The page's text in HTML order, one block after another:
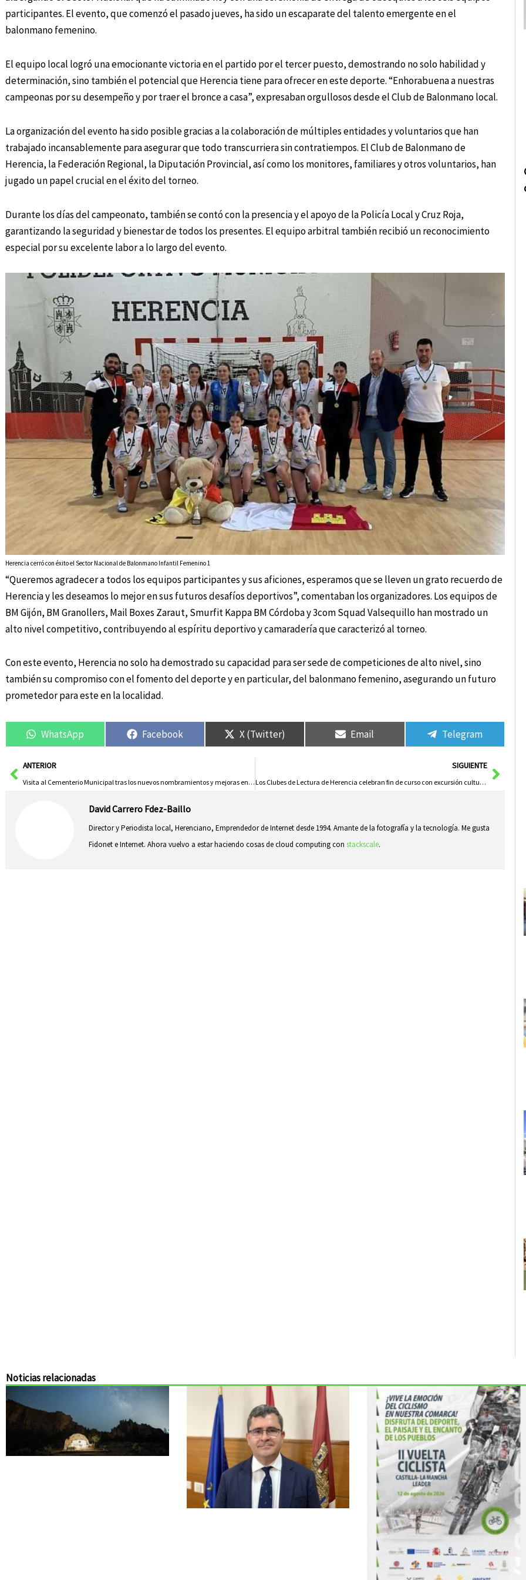
participantes. El evento, que comenzó el pasado jueves, ha sido un escaparate del talento emergente en el
balonmano femenino.
El equipo local logró una emocionante victoria en el partido por el tercer puesto, demostrando no solo habilidad y
determinación, sino también el potencial que Herencia tiene para ofrecer en este deporte. “Enhorabuena a nuestras
campeonas por su desempeño y por traer el bronce a casa”, expresaban orgullosos desde el Club de Balonmano local.
La organización del evento ha sido posible gracias a la colaboración de múltiples entidades y voluntarios que han
trabajado incansablemente para asegurar que todo transcurriera sin contratiempos. El Club de Balonmano de
Herencia, la Federación Regional, la Diputación Provincial, así como los monitores, familiares y otros voluntarios, han
jugado un papel crucial en el éxito del torneo.
Durante los días del campeonato, también se contó con la presencia y el apoyo de la Policía Local y Cruz Roja,
garantizando la seguridad y bienestar de todos los presentes. El equipo arbitral también recibió un reconocimiento
especial por su excelente labor a lo largo del evento.
Herencia cerró con éxito el Sector Nacional de Balonmano Infantil Femenino 1
“Queremos agradecer a todos los equipos participantes y sus aficiones, esperamos que se lleven un grato recuerdo de
Herencia y les deseamos lo mejor en sus futuros desafíos deportivos”, comentaban los organizadores. Los equipos de
BM Gijón, BM Granollers, Mail Boxes Zaraut, Smurfit Kappa BM Córdoba y 3com Squad Valsequillo han mostrado un
alto nivel competitivo, contribuyendo al espíritu deportivo y camaradería que caracterizó al torneo.
Con este evento, Herencia no solo ha demostrado su capacidad para ser sede de competiciones de alto nivel, sino
también su compromiso con el fomento del deporte y en particular, del balonmano femenino, asegurando un futuro
prometedor para este en la localidad.
WhatsApp Facebook X (Twitter) Email Telegram
AntANTERIOR
Visita al Cementerio Municipal tras los nuevos nombramientos y mejoras en el servicio
SIGUIENTE
Los Clubes de Lectura de Herencia celebran fin de curso con excursión cultural a Medina del Campo y Urueña
David Carrero Fdez-Baillo
Director y Periodista local, Herenciano, Emprendedor de Internet desde 1994. Amante de la fotografía y la tecnología. Me gusta
Fidonet e Internet. Ahora vuelvo a estar haciendo cosas de cloud computing con stackscale.
Noticias relacionadas